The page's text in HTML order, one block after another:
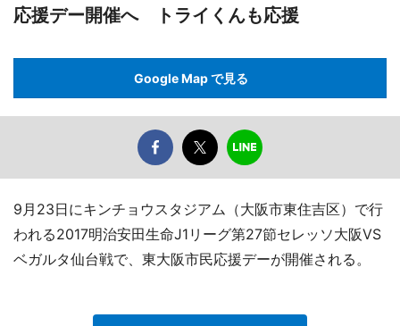
応援デー開催へ トライくんも応援
Google Map で見る
9月23日にキンチョウスタジアム（大阪市東住吉区）で行
われる2017明治安田生命J1リーグ第27節セレッソ大阪VS
ベガルタ仙台戦で、東大阪市民応援デーが開催される。